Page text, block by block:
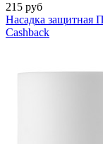
215 руб
Насадка защитная
Cashback